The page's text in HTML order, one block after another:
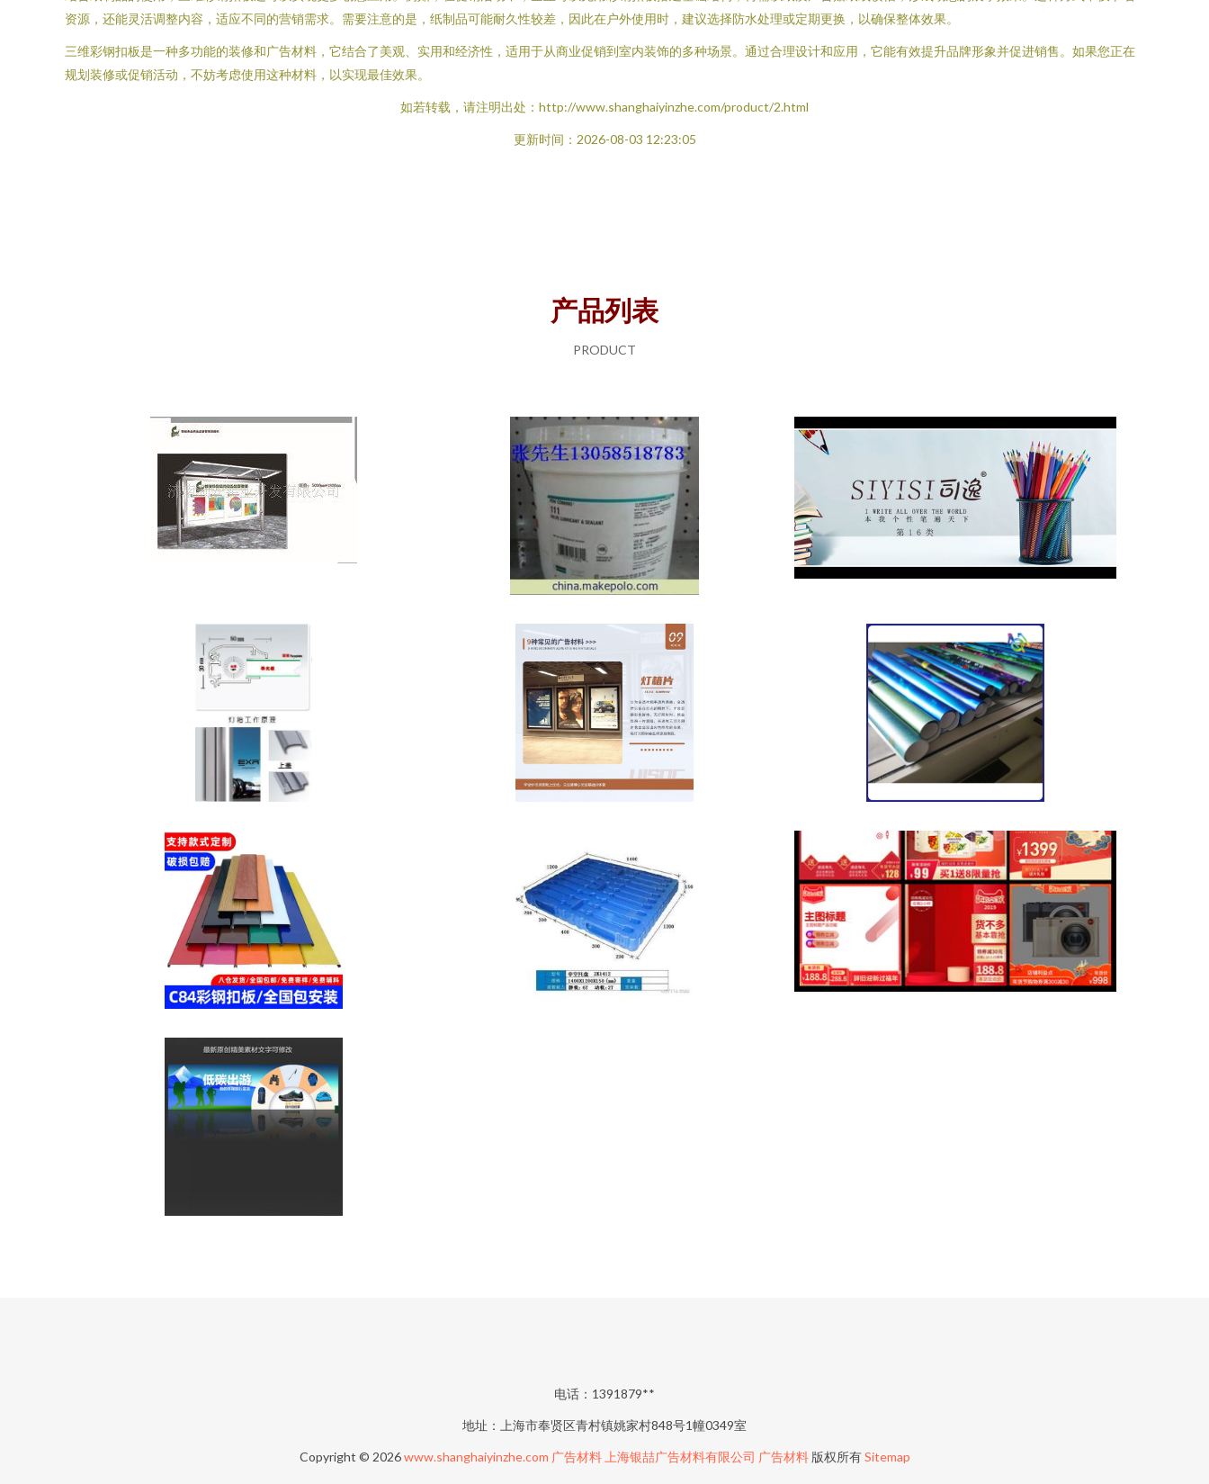
资源，还能灵活调整内容，适应不同的营销需求。需要注意的是，纸制品可能耐久性较差，因此在户外使用时，建议选择防水处理或定期更换，以确保整体效果。
三维彩钢扣板是一种多功能的装修和广告材料，它结合了美观、实用和经济性，适用于从商业促销到室内装饰的多种场景。通过合理设计和应用，它能有效提升品牌形象并促进销售。如果您正在
规划装修或促销活动，不妨考虑使用这种材料，以实现最佳效果。
如若转载，请注明出处：http://www.shanghaiyinzhe.com/product/2.html
更新时间：2026-08-03 12:23:05
产品列表
PRODUCT
电话：1391879**
地址：上海市奉贤区青村镇姚家村848号1幢0349室
Copyright © 2026www.shanghaiyinzhe.com 广告材料 上海银喆广告材料有限公司 广告材料版权所有Sitemap